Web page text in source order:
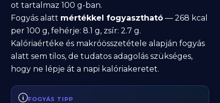
ot tartalmaz 100 g-ban.
Fogyás alatt mértékkel fogyasztható — 268 kcal
per 100 g, fehérje: 8.1 g, zsír: 2.7 g.
Kalóriaértéke és makróösszetétele alapján fogyás
alatt sem tilos, de tudatos adagolás szükséges,
hogy ne lépje át a napi kalóriakeretet.
FOGYÁS TIPP